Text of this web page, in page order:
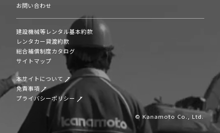
お問い合わせ
建設機械等レンタル基本約款
レンタカー貸渡約款
総合補償制度カタログ
サイトマップ
本サイトについて
免責事項
プライバシーポリシー
© Kanamoto Co., Ltd.